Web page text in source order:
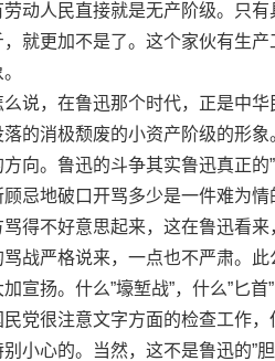
劳动人民直接就是无产阶级。只
，就更加不是了。这个家伙有生
，在鲁迅那个时代，正是中华
的消极颓废的小资产阶级的形
向。鲁迅的斗争其实鲁迅真正
忌地破口开骂多少是一件难为
得不好意思起来，这在鲁迅看来
严格说来，一点也不严肃。此
宣扬。什么”壕堑战”，什么”匕
党很注意文字方面的检查工作
别小心的。当然，这不是鲁迅的